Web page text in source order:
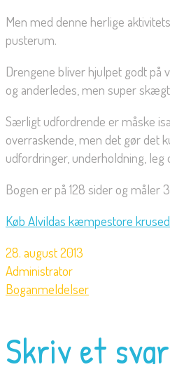
Men med denne herlige
pusterum.
Drengene bliver hjulpet godt på
og anderledes, men super
Særligt udfordrende er måske
overraskende, men det gør det
udfordringer, underholdning,
Bogen er på 128 sider og måler
Køb Alvildas kæmpestore
28. august 2013
Administrator
Boganmeldelser
Skriv et svar